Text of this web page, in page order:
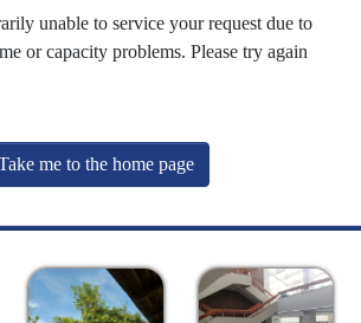
unable to service your request due to
or capacity problems. Please try again
me to the home page